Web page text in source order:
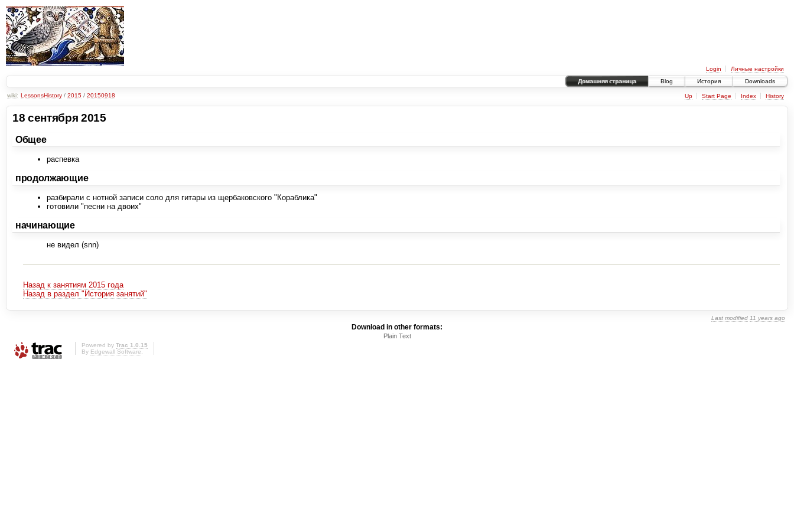
Login
Личные настройки
Домашняя страница
Blog История Downloads
wiki: LessonsHistory / 2015 / 20150918 Up Start Page Index History
18 сентября 2015
Общее
распевка
продолжающие
разбирали с нотной записи соло для гитары из щербаковского "Кораблика"
готовили "песни на двоих"
начинающие
не видел (snn)
Назад к занятиям 2015 года
Назад в раздел "История занятий"
Last modified 11 years ago
Download in other formats:
Plain Text
Powered by Trac 1.0.15
By Edgewall Software.